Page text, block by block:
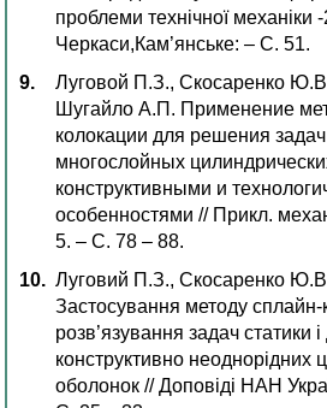
проблеми технічної механіки
Черкаси,Кам’янське: – С. 51.
Луговой П.З., Скосаренко
Шугайло А.П. Применение
колокации для решения
многослойных
конструктивными и
особенностями // Прикл.
5. – С. 78 – 88.
Луговий П.З., Скосаренко
Застосування методу сплайн-
розв’язування задач статики
конструктивно неоднорідних
оболонок // Доповіді НАН